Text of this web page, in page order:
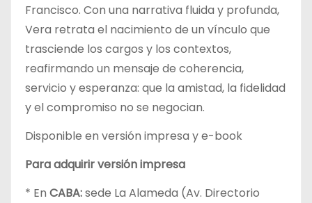
Francisco. Con una narrativa fluida y profunda,
Vera retrata el nacimiento de un vínculo que
trasciende los cargos y los contextos,
reafirmando un mensaje de coherencia,
servicio y esperanza: que la amistad, la fidelidad
y el compromiso no se negocian.
Disponible en versión impresa y e-book
Para adquirir versión impresa
* En CABA:sede La Alameda (Av. Directorio